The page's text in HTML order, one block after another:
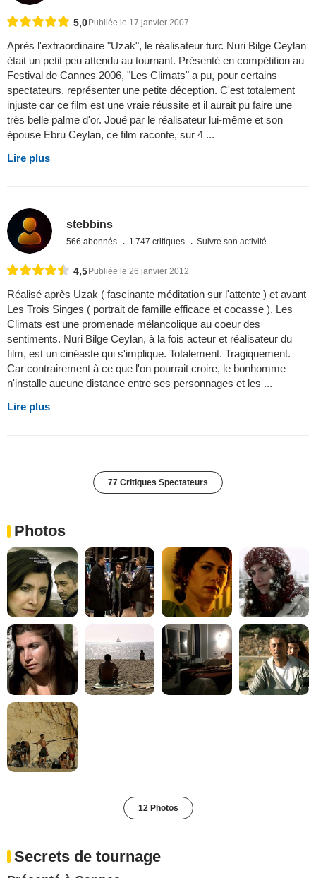
5,0Publiée le 17 janvier 2007
Après l'extraordinaire "Uzak", le réalisateur turc Nuri Bilge Ceylan
était un petit peu attendu au tournant. Présenté en compétition au
Festival de Cannes 2006, "Les Climats" a pu, pour certains
spectateurs, représenter une petite déception. C'est totalement
injuste car ce film est une vraie réussite et il aurait pu faire une
très belle palme d'or. Joué par le réalisateur lui-même et son
épouse Ebru Ceylan, ce film raconte, sur 4 ...
Lire plus
stebbins
566 abonnés 1 747 critiques Suivre son activité
4,5 Publiée le 26 janvier 2012
Réalisé après Uzak ( fascinante méditation sur l'attente ) et avant
Les Trois Singes ( portrait de famille efficace et cocasse ), Les
Climats est une promenade mélancolique au coeur des
sentiments. Nuri Bilge Ceylan, à la fois acteur et réalisateur du
film, est un cinéaste qui s'implique. Totalement. Tragiquement.
Car contrairement à ce que l'on pourrait croire, le bonhomme
n'installe aucune distance entre ses personnages et les ...
Lire plus
77 Critiques Spectateurs
Photos
12 Photos
Secrets de tournage